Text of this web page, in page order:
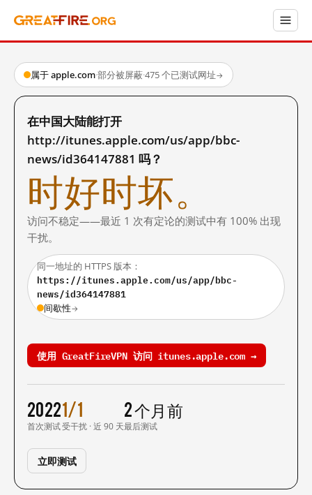
属于 apple.com·部分被屏蔽·475 个已测试网址→
在中国大陆能打开
http://itunes.apple.com/us/app/bbc-
news/id364147881 吗？
时好时坏。
访问不稳定——最近 1 次有定论的测试中有 100% 出现
干扰。
同一地址的 HTTPS 版本：
https://itunes.apple.com/us/app/bbc-
news/id364147881
间歇性→
使用 GreatFireVPN 访问 itunes.apple.com →
2022
首次测试
1/1
受干扰 · 近 90 天
2 个月前
最后测试
立即测试